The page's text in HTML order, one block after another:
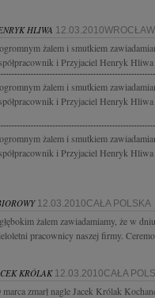
HLIWA 12.03.2010WROCŁAW
żalem i smutkiem
i Przyjaciel Henryk Hliwa
żalem i smutkiem
i Przyjaciel Henryk Hliwa
żalem i smutkiem
i Przyjaciel Henryk Hliwa
12.03.2010CAŁA POLSKA
żalem zawiadamiamy, że w
pracownicy naszej firmy.
KRÓLAK 12.03.2010CAŁA
marca zmarł nagle Jacek Królak